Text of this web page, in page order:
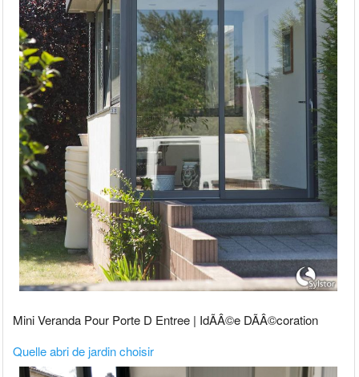
Mini Veranda Pour Porte D Entree | IdÃÂ©e DÃÂ©coration
Quelle abri de jardin choisir